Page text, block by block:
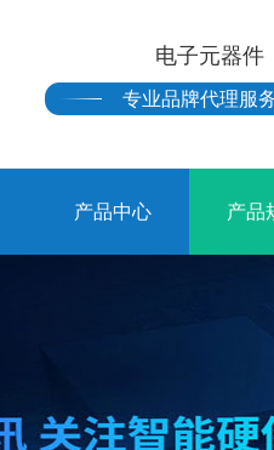
电子元器件
专业品牌代理服
产品中心 产品